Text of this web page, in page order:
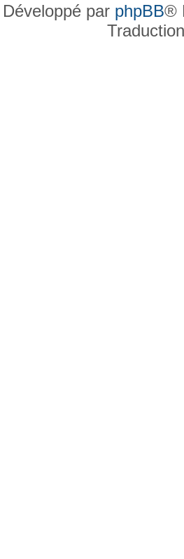
Développé par phpBB®